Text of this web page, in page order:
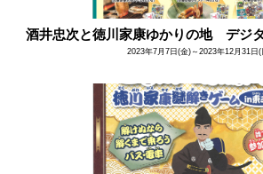
酒井忠次と徳川家康ゆかりの地 デジ
2023年7月7日(金)～2023年12月31日(